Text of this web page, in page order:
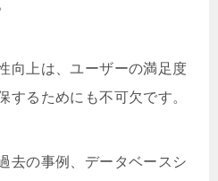
向上は、ユーザーの満足度
するためにも不可欠です。
去の事例、データベースシ